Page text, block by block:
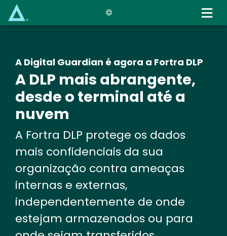
A Digital Guardian é agora a Fortra DLP
A DLP mais abrangente,
desde o terminal até a
nuvem
A Fortra DLP protege os dados
mais confidenciais da sua
organização contra ameaças
internas e externas,
independentemente de onde
estejam armazenados ou para